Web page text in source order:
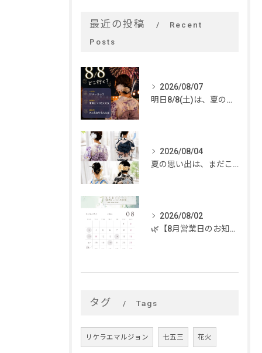
最近の投稿
Recent
Posts
2026/08/07
明日8/8(土)は、夏のイベントがいっぱい🎆
2026/08/04
夏の思い出は、まだこれから。
2026/08/02
🌿【8月営業日のお知らせ】🌿
タグ Tags
リケラエマルジョン 七五三 花火